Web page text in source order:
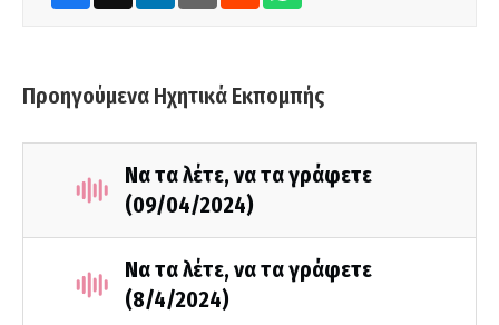
Προηγούμενα Ηχητικά Εκπομπής
Να τα λέτε, να τα γράφετε
(09/04/2024)
Να τα λέτε, να τα γράφετε
(8/4/2024)